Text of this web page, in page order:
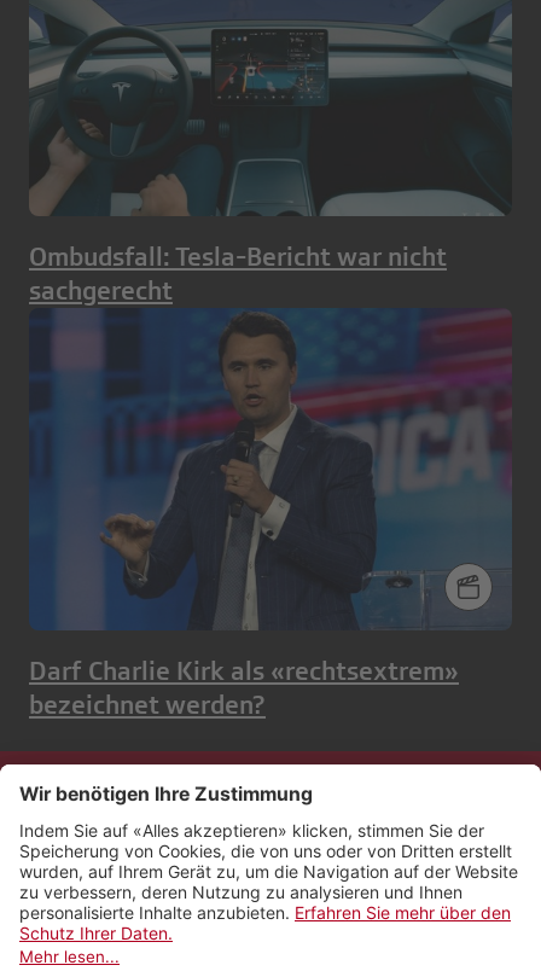
Ombudsfall: Tesla-Bericht war nicht
sachgerecht
Darf Charlie Kirk als «rechtsextrem»
bezeichnet werden?
Kontakt
Impressum
Rechtliches
Netiquette